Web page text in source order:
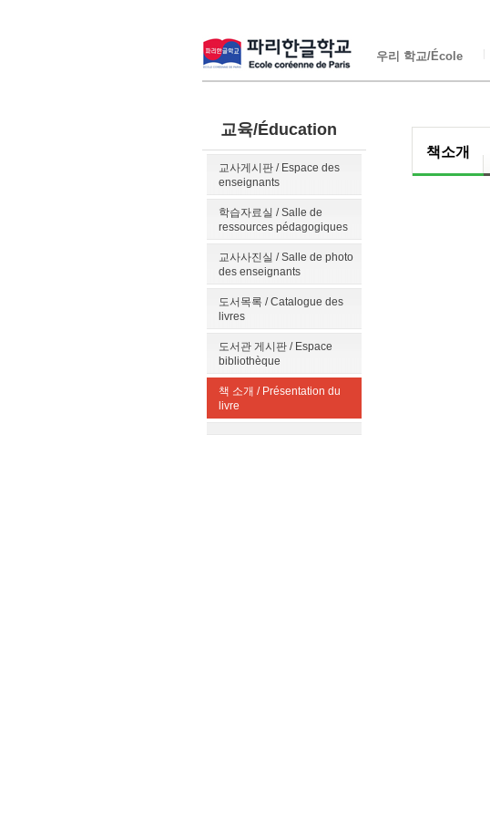
우리 학교/École
교육/Éducation
교사게시판 / Espace des
enseignants
학습자료실 / Salle de
ressources pédagogiques
교사사진실 / Salle de photo
des enseignants
도서목록 / Catalogue des
livres
도서관 게시판 / Espace
bibliothèque
책 소개 / Présentation du
livre
책소개